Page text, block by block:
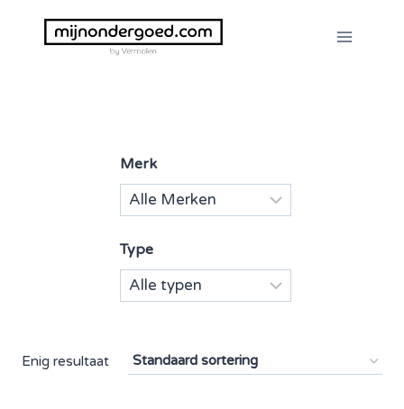
Enig resultaat
Merk
Type